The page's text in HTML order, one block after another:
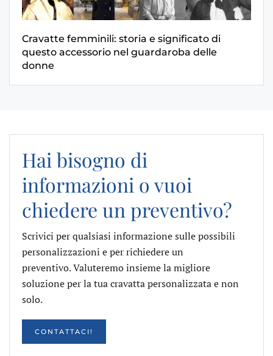
Cravatte femminili: storia e significato di
questo accessorio nel guardaroba delle
donne
Hai bisogno di
informazioni o vuoi
chiedere un preventivo?
Scrivici per qualsiasi informazione sulle possibili
personalizzazioni e per richiedere un
preventivo. Valuteremo insieme la migliore
soluzione per la tua cravatta personalizzata e non
solo.
CONTATTACI!